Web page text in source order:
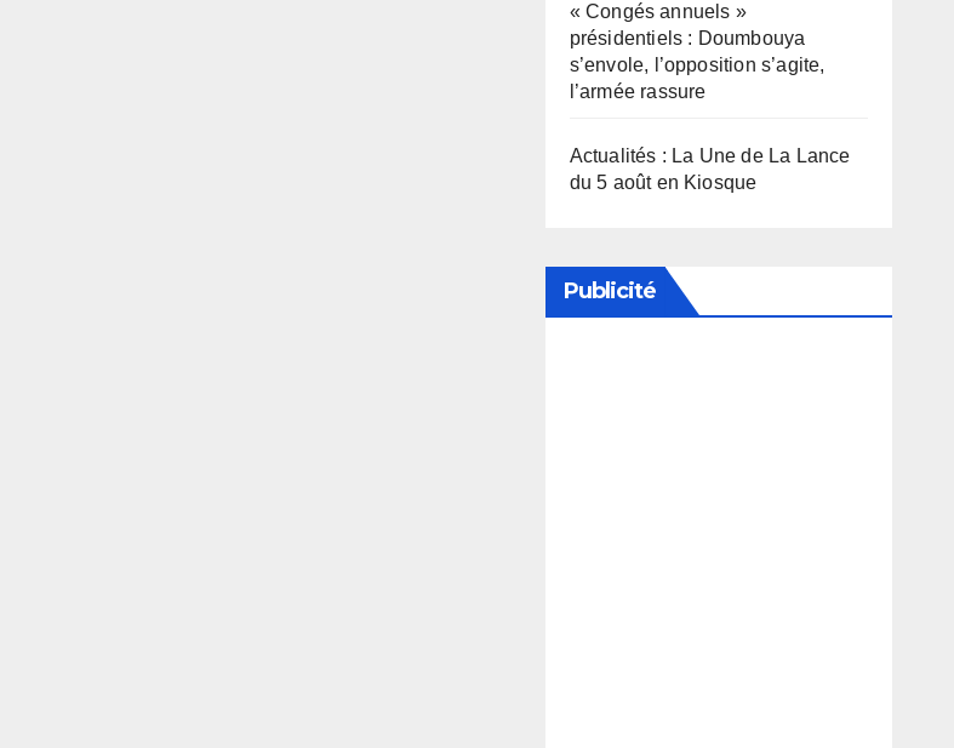
« Congés annuels »
présidentiels : Doumbouya
s’envole, l’opposition s’agite,
l’armée rassure
Actualités : La Une de La Lance
du 5 août en Kiosque
Publicité